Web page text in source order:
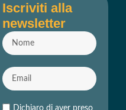
Iscriviti alla
newsletter